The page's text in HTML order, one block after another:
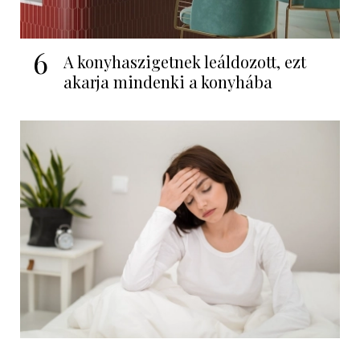
6
A konyhaszigetnek leáldozott, ezt
akarja mindenki a konyhába